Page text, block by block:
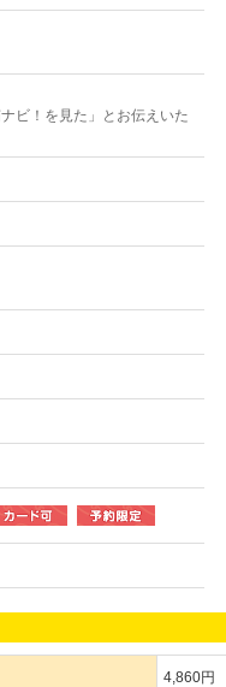
ビ！を見た」とお伝えいた
4,860円